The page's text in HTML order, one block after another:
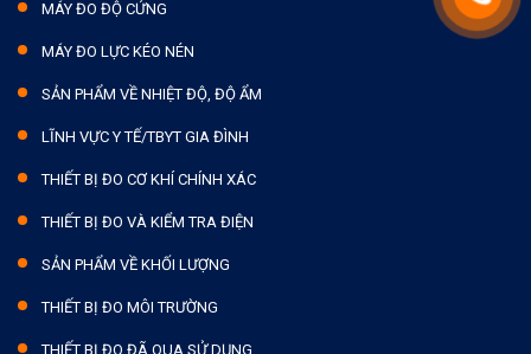
MÁY ĐO ĐỘ CỨNG
MÁY ĐO LỰC KÉO NÉN
SẢN PHẨM VỀ NHIỆT ĐỘ, ĐỘ ẨM
LĨNH VỰC Y TẾ/TBYT GIA ĐÌNH
THIẾT BỊ ĐO CƠ KHÍ CHÍNH XÁC
THIẾT BỊ ĐO VÀ KIỂM TRA ĐIỆN
SẢN PHẨM VỀ KHỐI LƯỢNG
THIẾT BỊ ĐO MÔI TRƯỜNG
THIẾT BỊ ĐO ĐÃ QUA SỬ DỤNG